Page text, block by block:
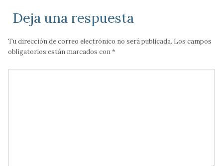
Deja una respuesta
Tu dirección de correo electrónico no será publicada. Los campos
obligatorios están marcados con*